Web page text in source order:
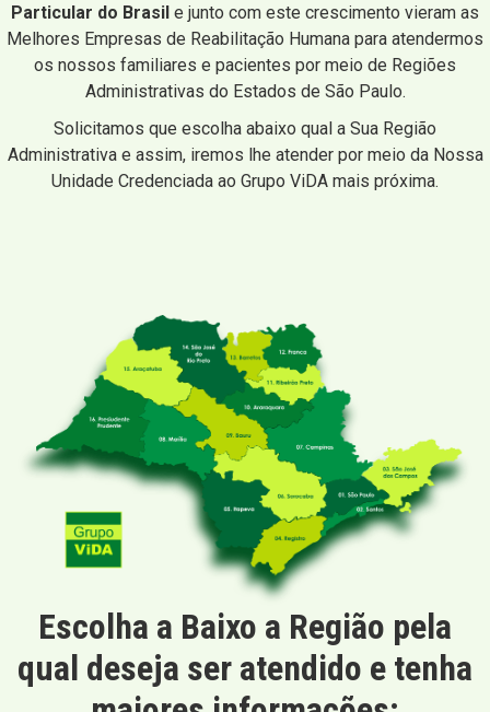
Particular do Brasil e junto com este crescimento vieram as
Melhores Empresas de Reabilitação Humana para atendermos
os nossos familiares e pacientes por meio de Regiões
Administrativas do Estados de São Paulo.
Solicitamos que escolha abaixo qual a Sua Região
Administrativa e assim, iremos lhe atender por meio da Nossa
Unidade Credenciada ao Grupo ViDA mais próxima.
Escolha a Baixo a Região pela
qual deseja ser atendido e tenha